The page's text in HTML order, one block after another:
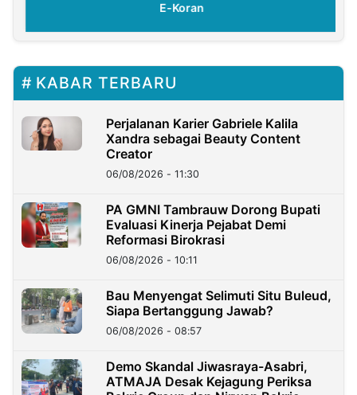
E-Koran
KABAR TERBARU
Perjalanan Karier Gabriele Kalila
Xandra sebagai Beauty Content
Creator
06/08/2026 - 11:30
PA GMNI Tambrauw Dorong Bupati
Evaluasi Kinerja Pejabat Demi
Reformasi Birokrasi
06/08/2026 - 10:11
Bau Menyengat Selimuti Situ Buleud,
Siapa Bertanggung Jawab?
06/08/2026 - 08:57
Demo Skandal Jiwasraya-Asabri,
ATMAJA Desak Kejagung Periksa